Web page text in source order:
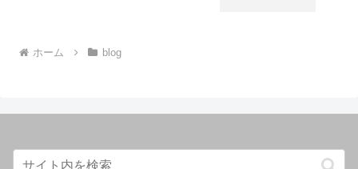
ホーム blog